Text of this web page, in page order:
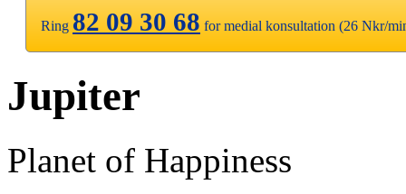
Ring 82 09 30 68 for medial konsultation (26 Nkr/
Jupiter
Planet of Happiness